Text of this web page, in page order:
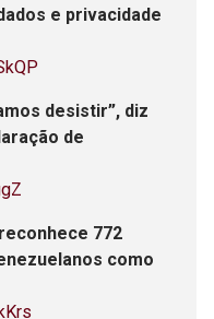
e privacidade
desistir”, diz
de
772
como